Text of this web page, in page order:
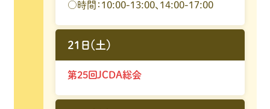
○時間：10:00-13:00、14:00-17:00
21日（土）
第25回JCDA総会